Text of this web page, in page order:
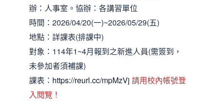
辦：人事室。協辦：各講習單位
時間：2026/04/20(一)~2026/05/29(五)
地點：詳課表(排課中)
對象：114年1~4月報到之新進人員(需簽到，
未參加者須補課)
課表： https://reurl.cc/mpMzVj 請用校內帳號登
入閱覽！